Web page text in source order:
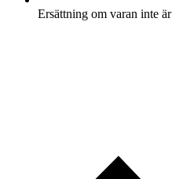
Ersättning om varan inte